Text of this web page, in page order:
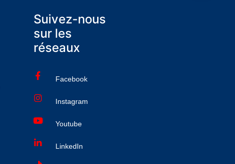
Suivez-nous
sur les
réseaux
Facebook
Instagram
Youtube
LinkedIn